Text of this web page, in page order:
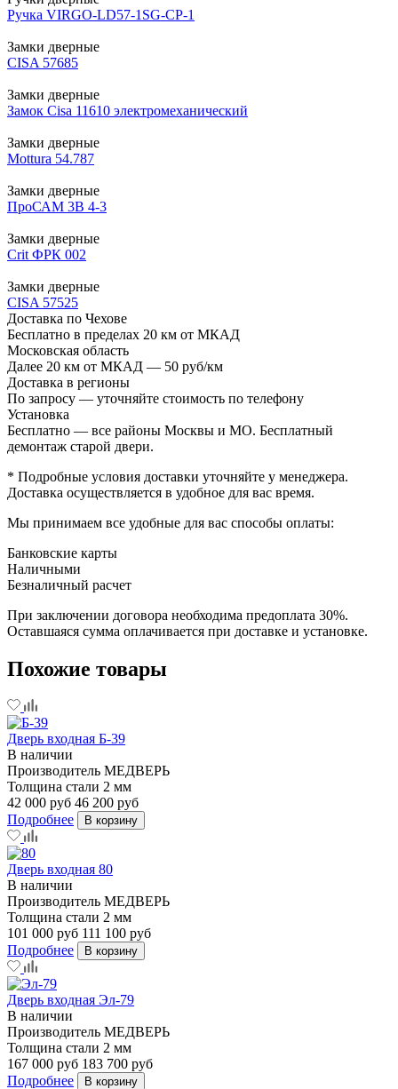
Ручка VIRGO-LD57-1SG-CP-1
Замки дверные
CISA 57685
Замки дверные
Замок Cisa 11610 электромеханический
Замки дверные
Mottura 54.787
Замки дверные
ПроСАМ 3В 4-3
Замки дверные
Crit ФРК 002
Замки дверные
CISA 57525
Доставка по Чехове
Бесплатно в пределах 20 км от МКАД
Московская область
Далее 20 км от МКАД — 50 руб/км
Доставка в регионы
По запросу — уточняйте стоимость по телефону
Установка
Бесплатно — все районы Москвы и МО. Бесплатный
демонтаж старой двери.
* Подробные условия доставки уточняйте у менеджера.
Доставка осуществляется в удобное для вас время.
Мы принимаем все удобные для вас способы оплаты:
Банковские карты
Наличными
Безналичный расчет
При заключении договора необходима предоплата 30%.
Оставшаяся сумма оплачивается при доставке и установке.
Похожие товары
Дверь входная Б-39
В наличии
Производитель МЕДВЕРЬ
Толщина стали 2 мм
42 000 руб 46 200 руб
Подробнее
В корзину
Дверь входная 80
В наличии
Производитель МЕДВЕРЬ
Толщина стали 2 мм
101 000 руб 111 100 руб
Подробнее
В корзину
Дверь входная Эл-79
В наличии
Производитель МЕДВЕРЬ
Толщина стали 2 мм
167 000 руб 183 700 руб
Подробнее
В корзину